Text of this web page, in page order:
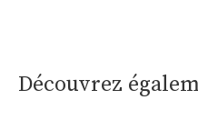
Découvrez